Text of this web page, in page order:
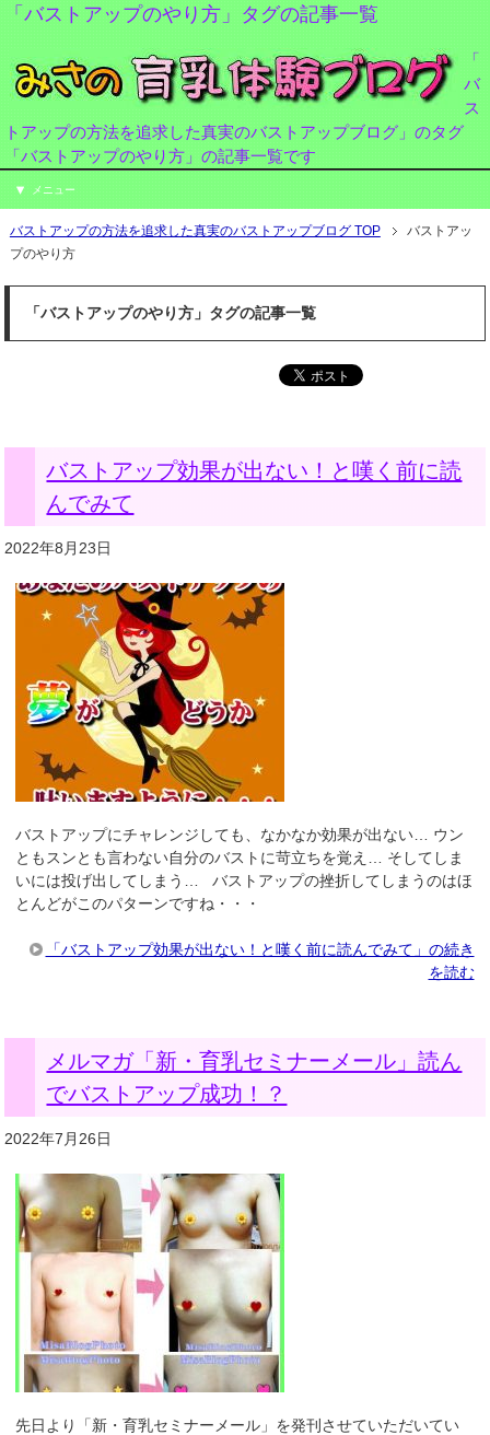
「バストアップのやり方」タグの記事一覧
「
バ
ス
トアップの方法を追求した真実のバストアップブログ」のタグ
「バストアップのやり方」の記事一覧です
メニュー
バストアップの方法を追求した真実のバストアップブログ TOP
バストアッ
プのやり方
「バストアップのやり方」タグの記事一覧
バストアップ効果が出ない！と嘆く前に読
んでみて
2022年8月23日
バストアップにチャレンジしても、なかなか効果が出ない… ウン
ともスンとも言わない自分のバストに苛立ちを覚え… そしてしま
いには投げ出してしまう… バストアップの挫折してしまうのはほ
とんどがこのパターンですね・・・
「バストアップ効果が出ない！と嘆く前に読んでみて」の続き
を読む
メルマガ「新・育乳セミナーメール」読ん
でバストアップ成功！？
2022年7月26日
先日より「新・育乳セミナーメール」を発刊させていただいてい